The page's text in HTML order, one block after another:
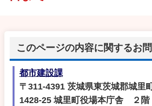
このページの内容に関するお
都市建設課
〒311-4391 茨城県東茨城郡城里
1428-25 城里町役場本庁舎 ２階